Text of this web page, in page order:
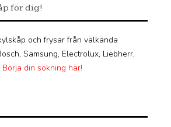
för dig!
och frysar från välkända
Samsung, Electrolux, Liebherr,
Börja din sökning här!